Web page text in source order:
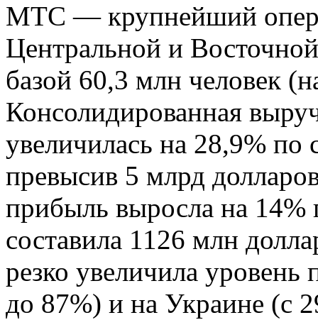
МТС — крупнейший
Центральной и
базой 60,3 млн человек
Консолидированная
увеличилась на 28,9%
превысив 5 млрд
прибыль выросла на 14%
составила 1126 млн
резко увеличила
до 87%) и на Украине (с